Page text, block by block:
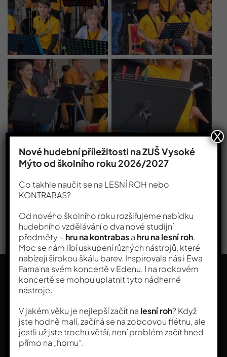
Sledujte nás na sociálních
sítích
Nové hudební příležitosti na ZUŠ Vysoké
Mýto od školního roku 2026/2027
Co takhle naučit se na LESNÍ ROH nebo
KONTRABAS?
Od nového školního roku rozšiřujeme nabídku
hudebního vzdělávání o dva nové studijní
předměty – hru na kontrabasa hru na lesní roh.
Moc se nám líbí uskupení různých nástrojů, které
nabízejí širokou škálu barev. Inspirovala nás i Ewa
Farna na svém koncertě v Edenu. I na rockovém
koncertě se mohou uplatnit tyto nádherné
nástroje.
V jakém věku je nejlepší začít na lesní roh? Když
jste hodně malí, začíná se na zobcovou flétnu, ale
jestli už jste trochu větší, není problém začít hned
přímo na „hornu“.
X